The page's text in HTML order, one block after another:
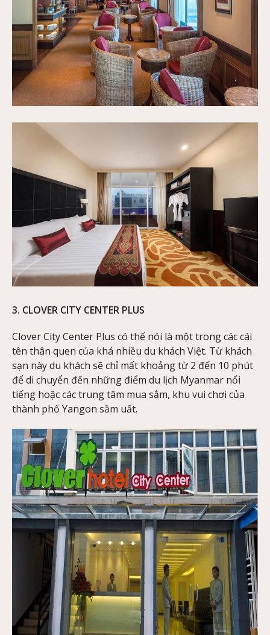
3. CLOVER CITY CENTER PLUS
Clover City Center Plus có thể nói là một trong các cái
tên thân quen của khá nhiều du khách Việt. Từ khách
sạn này du khách sẽ chỉ mất khoảng từ 2 đến 10 phút
để di chuyển đến những điểm du lịch Myanmar nổi
tiếng hoặc các trung tâm mua sắm, khu vui chơi của
thành phố Yangon sầm uất.